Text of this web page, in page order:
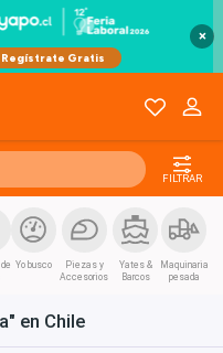
×
FILTRAR
Yo busco
Piezas y
Accesorios
Yates &
Barcos
Maquinaria
pesada
en Chile